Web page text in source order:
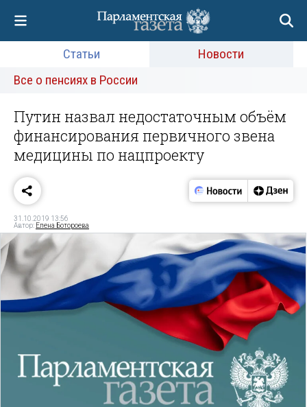
Статьи
Новости
Все о пенсиях в России
Путин назвал недостаточным объём
финансирования первичного звена
медицины по нацпроекту
31.10.2019 13:56
Автор: Елена Ботороева